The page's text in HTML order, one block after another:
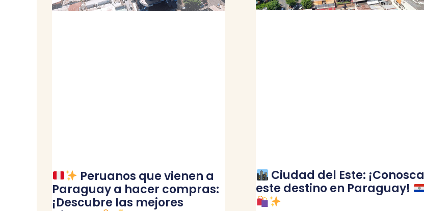
Peruanos que vienen a
Paraguay a hacer compras:
¡Descubre las mejores
Ciudad del Este: ¡Conosca
este destino en Paraguay!